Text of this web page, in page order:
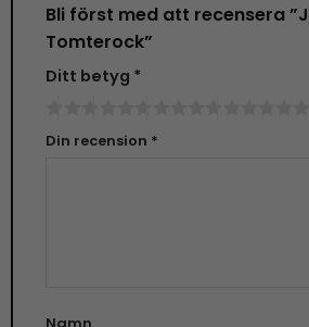
Bli först med att recensera
Tomterock”
Ditt betyg *
Din recension *